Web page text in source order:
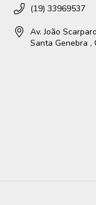
(19) 33969537
Av. João
Santa Genebra ,